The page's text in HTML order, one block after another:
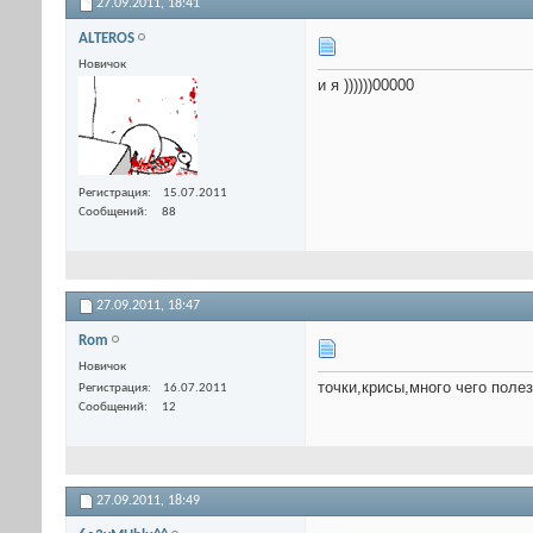
27.09.2011, 18:41
ALTEROS
Новичок
Регистрация
15.07.2011
Сообщений
88
и я ))))))00000
27.09.2011, 18:47
Rom
Новичок
Регистрация
16.07.2011
Сообщений
12
точки,крисы,много чего
27.09.2011, 18:49